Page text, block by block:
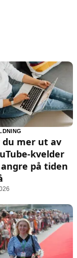
du mer ut av
kvelder
på tiden